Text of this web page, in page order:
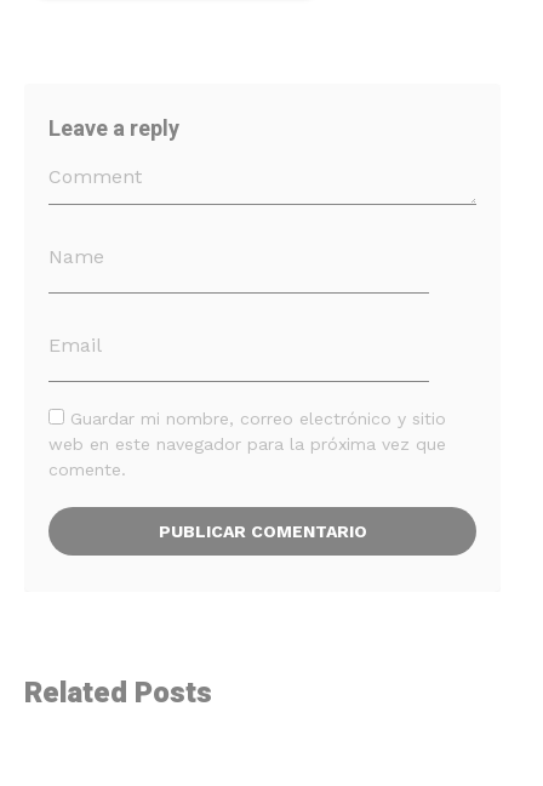
Leave a reply
Guardar mi nombre, correo electrónico y sitio
web en este navegador para la próxima vez que
comente.
Related Posts